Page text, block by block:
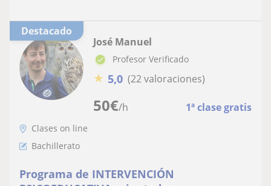
Destacado
50€/h 1ª clase gratis
José Manuel
Profesor Verificado
★ 5,0 (22 valoraciones)
Clases on line
Bachillerato
Programa de INTERVENCIÓN